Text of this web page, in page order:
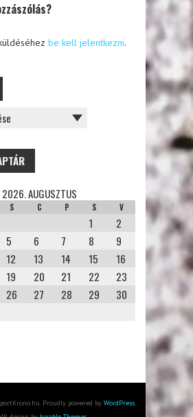
be kell jelentkezni.
2026. AUGUSZTUS
S C P S V
1
2
5 6 7 8
9
12 13 14 15
16
19 20 21 22
23
26 27 28 29
30
Proudly powered by WordPress.